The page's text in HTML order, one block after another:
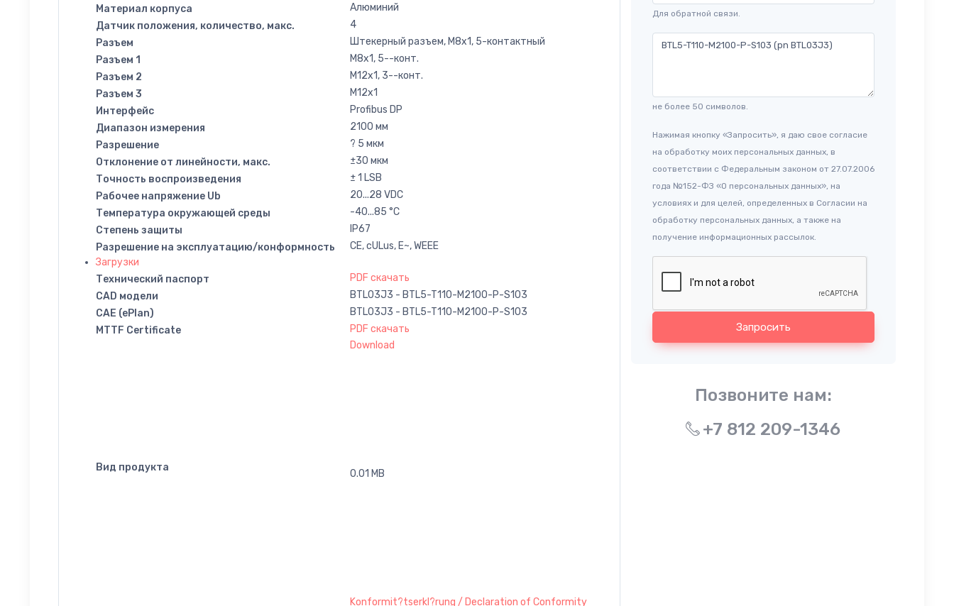
Материал корпуса
Алюминий
Датчик положения, количество, макс.
4
Разъем
Штекерный разъем, M8x1, 5-контактный
Разъем 1
M8x1, 5--конт.
Разъем 2
M12x1, 3--конт.
Разъем 3
M12x1
Интерфейс
Profibus DP
Диапазон измерения
2100 мм
Разрешение
? 5 мкм
Отклонение от линейности, макс.
±30 мкм
Точность воспроизведения
± 1 LSB
Рабочее напряжение Ub
20...28 VDC
Температура окружающей среды
-40...85 °C
Степень защиты
IP67
Разрешение на эксплуатацию/конформность
CE, cULus, E~, WEEE
Загрузки
Технический паспорт
PDF скачать
CAD модели
BTL03J3 - BTL5-T110-M2100-P-S103
CAE (ePlan)
BTL03J3 - BTL5-T110-M2100-P-S103
MTTF Certificate
PDF скачать
Вид продукта
Download
0.01 MB
Konformit?tserkl?rung / Declaration of Conformity
Для обратной связи.
не более 50 символов.
Нажимая кнопку «Запросить», я даю свое согласие
на обработку моих персональных данных, в
соответствии с Федеральным законом от 27.07.2006
года №152-ФЗ «О персональных данных», на
условиях и для целей, определенных в Согласии на
обработку персональных данных, а также на
получение информационных рассылок.
Запросить
Позвоните нам:
+7 812 209-1346